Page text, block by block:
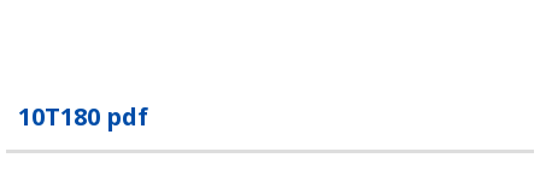
10T180 pdf